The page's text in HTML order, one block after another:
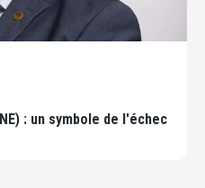
: un symbole de l'échec